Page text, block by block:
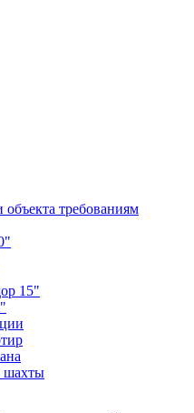
объекта требованиям
15"
шахты